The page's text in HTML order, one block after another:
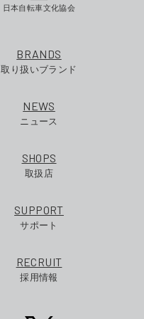
日本自転車文化協会
BRANDS
取り扱いブランド
NEWS
ニュース
SHOPS
取扱店
SUPPORT
サポート
RECRUIT
採用情報